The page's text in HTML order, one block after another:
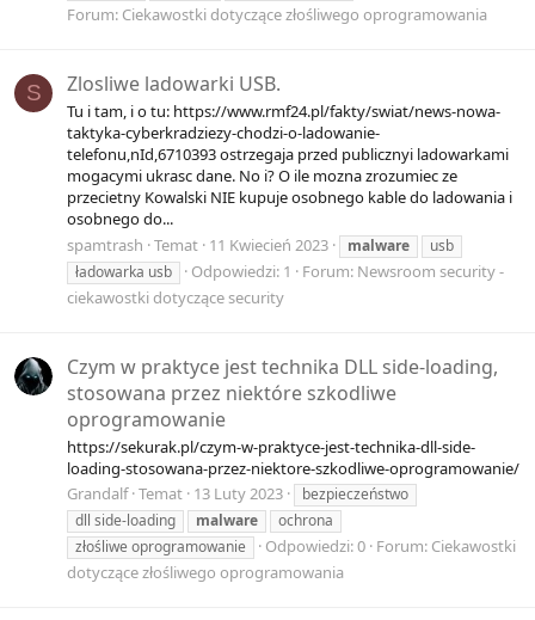
Forum: Ciekawostki dotyczące złośliwego oprogramowania
S Zlosliwe ladowarki USB.
Tu i tam, i o tu: https://www.rmf24.pl/fakty/swiat/news-nowa-
taktyka-cyberkradziezy-chodzi-o-ladowanie-
telefonu,nId,6710393 ostrzegaja przed publicznyi ladowarkami
mogacymi ukrasc dane. No i? O ile mozna zrozumiec ze
przecietny Kowalski NIE kupuje osobnego kable do ladowania i
osobnego do...
spamtrash Temat 11 Kwiecień 2023 malware
usb
ładowarka usb
Odpowiedzi: 1 Forum: Newsroom security -
ciekawostki dotyczące security
Czym w praktyce jest technika DLL side-loading,
stosowana przez niektóre szkodliwe
oprogramowanie
https://sekurak.pl/czym-w-praktyce-jest-technika-dll-side-
loading-stosowana-przez-niektore-szkodliwe-oprogramowanie/
Grandalf Temat 13 Luty 2023
bezpieczeństwo
dll side-loading
malware
ochrona
złośliwe oprogramowanie
Odpowiedzi: 0 Forum: Ciekawostki
dotyczące złośliwego oprogramowania